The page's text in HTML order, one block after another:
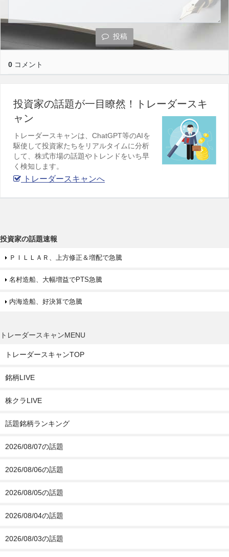
投稿
0 コメント
投資家の話題が一目瞭然！トレーダースキ
ャン
トレーダースキャンは、ChatGPT等のAIを
駆使して投資家たちをリアルタイムに分析
して、株式市場の話題やトレンドをいち早
く検知します。
トレーダースキャンへ
投資家の話題速報
ＰＩＬＬＡＲ、上方修正＆増配で急騰
名村造船、大幅増益でPTS急騰
内海造船、好決算で急騰
トレーダースキャンMENU
トレーダースキャンTOP
銘柄LIVE
株クラLIVE
話題銘柄ランキング
2026/08/07の話題
2026/08/06の話題
2026/08/05の話題
2026/08/04の話題
2026/08/03の話題